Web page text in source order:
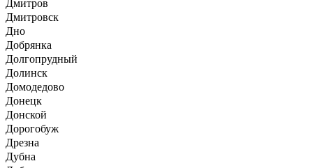
Дмитров
Дмитровск
Дно
Добрянка
Долгопрудный
Долинск
Домодедово
Донецк
Донской
Дорогобуж
Дрезна
Дубна